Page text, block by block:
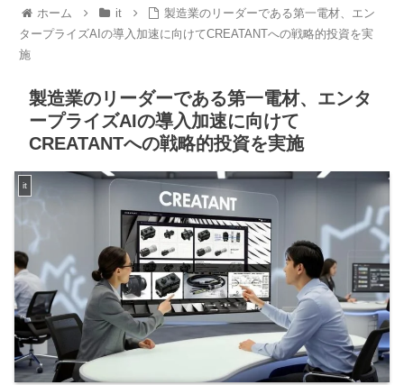
ホーム it
製造業のリーダーである第一電材、エン
タープライズAIの導入加速に向けてCREATANTへの戦略的投資を実
施
製造業のリーダーである第一電材、エンタ
ープライズAIの導入加速に向けて
CREATANTへの戦略的投資を実施
it